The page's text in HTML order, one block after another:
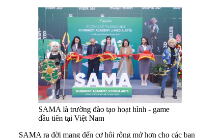
SAMA là trường đào tạo hoạt hình - game
đầu tiên tại Việt Nam
SAMA ra đời mang đến cơ hội rộng mở hơn cho các bạn